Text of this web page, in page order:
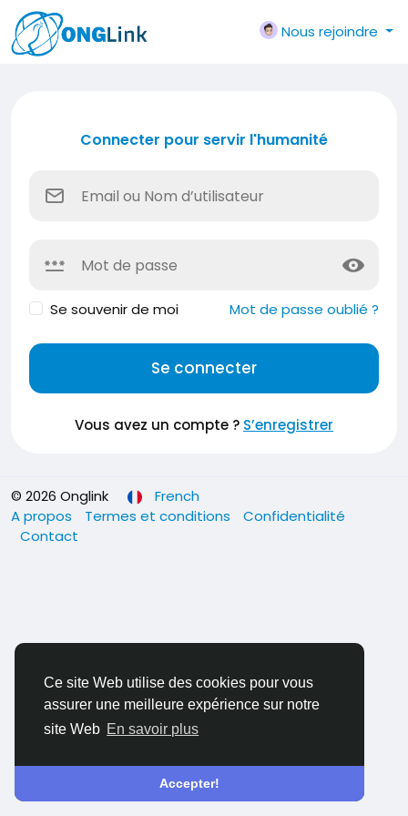
Ce site Web utilise des cookies pour vous
assurer une meilleure expérience sur notre
site Web En savoir plus
Accepter!
Nous rejoindre
Connecter pour servir l'humanité
Se souvenir de moi Mot de passe oublié ?
Se connecter
Vous avez un compte ? S’enregistrer
© 2026 Onglink
French
A propos
Termes et conditions
Confidentialité
Contact